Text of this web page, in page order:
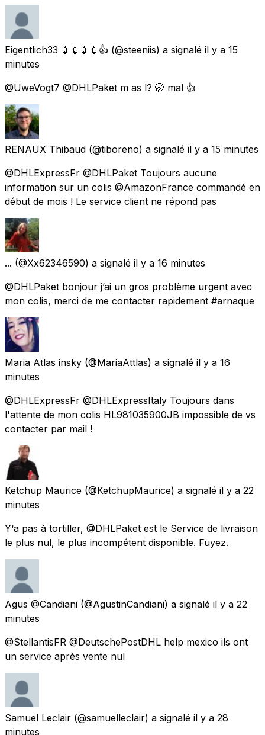
Eigentlich33 💉💉💉💉👍 (@steeniis) a signalé il y a 15
minutes
@UweVogt7 @DHLPaket m as l? 🤭 mal 👍
RENAUX Thibaud (@tiboreno) a signalé il y a 15 minutes
@DHLExpressFr @DHLPaket Toujours aucune
information sur un colis @AmazonFrance commandé en
début de mois ! Le service client ne répond pas
... (@Xx62346590) a signalé il y a 16 minutes
@DHLPaket bonjour j’ai un gros problème urgent avec
mon colis, merci de me contacter rapidement #arnaque
Maria Atlas insky (@MariaAttlas) a signalé il y a 16
minutes
@DHLExpressFr @DHLExpressItaly Toujours dans
l'attente de mon colis HL981035900JB impossible de vs
contacter par mail !
Ketchup Maurice (@KetchupMaurice) a signalé il y a 22
minutes
Y‘a pas à tortiller, @DHLPaket est le Service de livraison
le plus nul, le plus incompétent disponible. Fuyez.
Agus @Candiani (@AgustinCandiani) a signalé il y a 22
minutes
@StellantisFR @DeutschePostDHL help mexico ils ont
un service après vente nul
Samuel Leclair (@samuelleclair) a signalé il y a 28
minutes